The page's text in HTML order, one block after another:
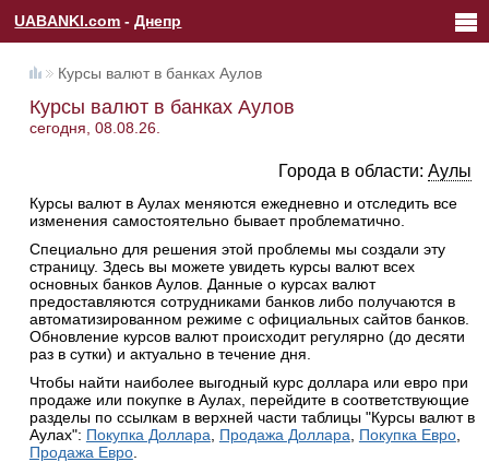
UABANKI.com -Днепр
Курсы валют в банках Аулов
Курсы валют в банках Аулов
сегодня, 08.08.26.
Города в области: Аулы
Курсы валют в Аулах меняются ежедневно и отследить все
изменения самостоятельно бывает проблематично.
Специально для решения этой проблемы мы создали эту
страницу. Здесь вы можете увидеть курсы валют всех
основных банков Аулов. Данные о курсах валют
предоставляются сотрудниками банков либо получаются в
автоматизированном режиме с официальных сайтов банков.
Обновление курсов валют происходит регулярно (до десяти
раз в сутки) и актуально в течение дня.
Чтобы найти наиболее выгодный курс доллара или евро при
продаже или покупке в Аулах, перейдите в соответствующие
разделы по ссылкам в верхней части таблицы "Курсы валют в
Аулах": Покупка Доллара Продажа Доллара Покупка Евро,
Продажа Евро.